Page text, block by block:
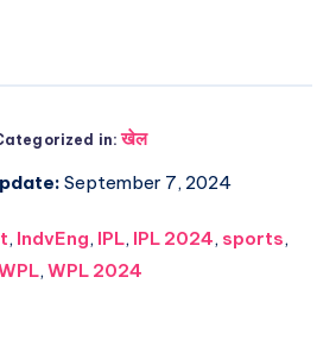
in: खेल
September 7, 2024
, IndvEng, IPL, IPL 2024, sports,
, WPL 2024